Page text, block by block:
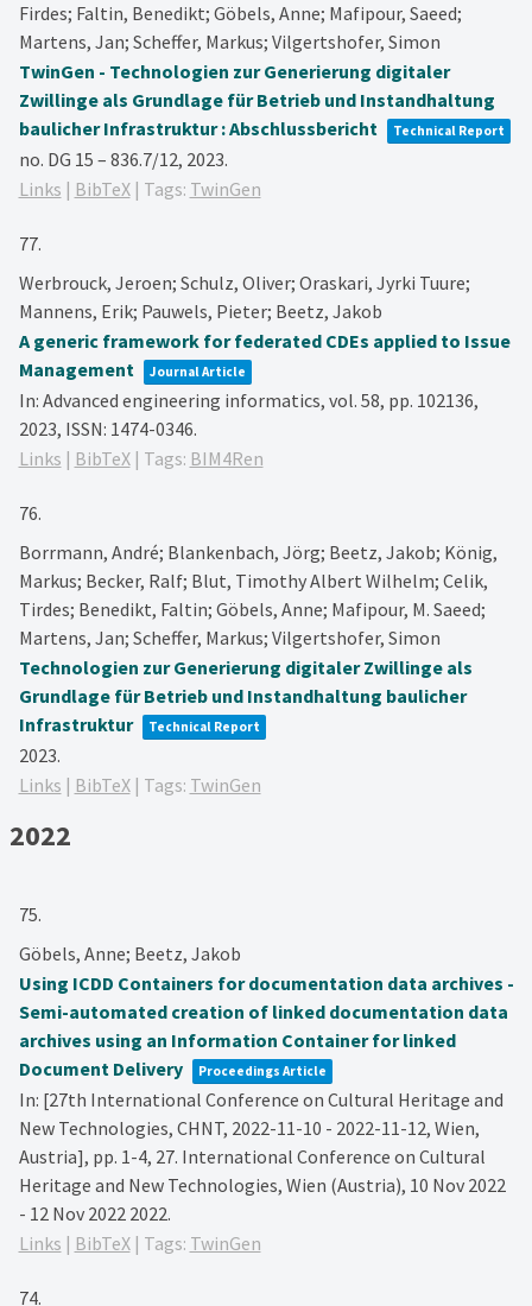
Firdes; Faltin, Benedikt; Göbels, Anne; Mafipour, Saeed;
Martens, Jan; Scheffer, Markus; Vilgertshofer, Simon
TwinGen - Technologien zur Generierung digitaler
Zwillinge als Grundlage für Betrieb und Instandhaltung
baulicher Infrastruktur : Abschlussbericht
Technical Report
no. DG 15 – 836.7/12, 2023.
Links | BibTeX| Tags: TwinGen
77.
Werbrouck, Jeroen; Schulz, Oliver; Oraskari, Jyrki Tuure;
Mannens, Erik; Pauwels, Pieter; Beetz, Jakob
A generic framework for federated CDEs applied to Issue
Management
Journal Article
In: Advanced engineering informatics, vol. 58, pp. 102136,
2023, ISSN: 1474-0346.
Links | BibTeX| Tags: BIM4Ren
76.
Borrmann, André; Blankenbach, Jörg; Beetz, Jakob; König,
Markus; Becker, Ralf; Blut, Timothy Albert Wilhelm; Celik,
Tirdes; Benedikt, Faltin; Göbels, Anne; Mafipour, M. Saeed;
Martens, Jan; Scheffer, Markus; Vilgertshofer, Simon
Technologien zur Generierung digitaler Zwillinge als
Grundlage für Betrieb und Instandhaltung baulicher
Infrastruktur
Technical Report
2023.
Links | BibTeX| Tags: TwinGen
2022
75.
Göbels, Anne; Beetz, Jakob
Using ICDD Containers for documentation data archives -
Semi-automated creation of linked documentation data
archives using an Information Container for linked
Document Delivery
Proceedings Article
In: [27th International Conference on Cultural Heritage and
New Technologies, CHNT, 2022-11-10 - 2022-11-12, Wien,
Austria], pp. 1-4, 27. International Conference on Cultural
Heritage and New Technologies, Wien (Austria), 10 Nov 2022
- 12 Nov 2022 2022.
Links | BibTeX| Tags: TwinGen
74.